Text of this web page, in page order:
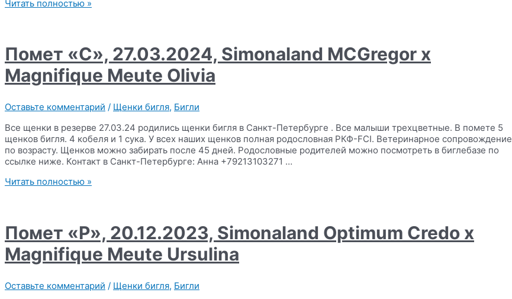
Помет
Simonaland
Yudgine
x
Magnifique
Nikoletta
Читать полностью »
Помет «C», 27.03.2024, Simonaland MCGregor x
Magnifique Meute Olivia
Оставьте комментарий / Щенки бигля, Бигли
Все щенки в резерве 27.03.24 родились щенки бигля в Санкт-Петербурге . Все малыши трехцветные. В помете 5
щенков бигля. 4 кобеля и 1 сука. У всех наших щенков полная родословная РКФ-FCI. Ветеринарное сопровождение
по возрасту. Щенков можно забирать после 45 дней. Родословные родителей можно посмотреть в биглебазе по
ссылке ниже. Контакт в Санкт-Петербурге: Анна +79213103271 …
Помет
MCGregor
x
Magnifique
Meute
Читать полностью »
Помет «Р», 20.12.2023, Simonaland Optimum Credo x
Magnifique Meute Ursulina
Оставьте комментарий / Щенки бигля, Бигли